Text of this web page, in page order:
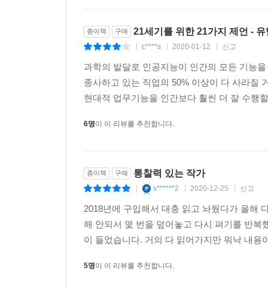
종이책 구매 21세기를 위한 21가지 제언 -
c****s 2020-01-12 신고
과학의 발달로 인공지능이 인간의 모든 기능
종사하고 있는 직업의 50% 이상이 다 사라질
현대적 업무기능을 인간보다 훨씬 더 잘 수행
6명이 이 리뷰를 추천합니다.
종이책 구매 통찰력 있는 작가
s******2 2020-12-25 신고
2018년에 구입해서 대충 읽고 놔뒀다가 올해
해 안되서 몇 번을 덮어놓고 다시 펴기를 반복
이 들었습니다. 거의 다 읽어가지만 워낙 내
5명이 이 리뷰를 추천합니다.